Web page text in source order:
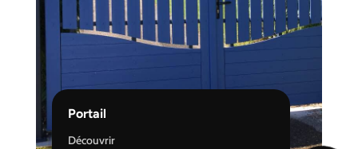
Portail
Découvrir